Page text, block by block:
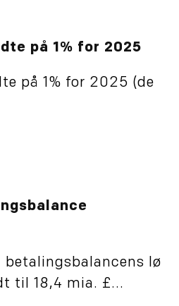
på 1% for 2025
på 1% for 2025 (de
betalingsbalancens lø
til 18,4 mia. £...